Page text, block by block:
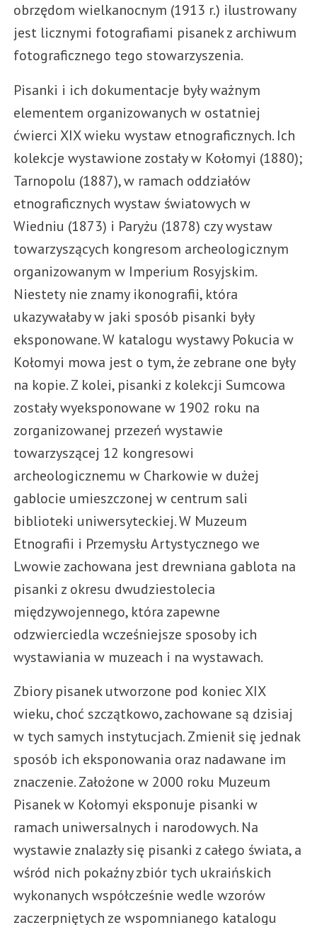
obrzędom wielkanocnym (1913 r.) ilustrowany
jest licznymi fotografiami pisanek z archiwum
fotograficznego tego stowarzyszenia.
Pisanki i ich dokumentacje były ważnym
elementem organizowanych w ostatniej
ćwierci XIX wieku wystaw etnograficznych. Ich
kolekcje wystawione zostały w Kołomyi (1880);
Tarnopolu (1887), w ramach oddziałów
etnograficznych wystaw światowych w
Wiedniu (1873) i Paryżu (1878) czy wystaw
towarzyszących kongresom archeologicznym
organizowanym w Imperium Rosyjskim.
Niestety nie znamy ikonografii, która
ukazywałaby w jaki sposób pisanki były
eksponowane. W katalogu wystawy Pokucia w
Kołomyi mowa jest o tym, że zebrane one były
na kopie. Z kolei, pisanki z kolekcji Sumcowa
zostały wyeksponowane w 1902 roku na
zorganizowanej przezeń wystawie
towarzyszącej 12 kongresowi
archeologicznemu w Charkowie w dużej
gablocie umieszczonej w centrum sali
biblioteki uniwersyteckiej. W Muzeum
Etnografii i Przemysłu Artystycznego we
Lwowie zachowana jest drewniana gablota na
pisanki z okresu dwudziestolecia
międzywojennego, która zapewne
odzwierciedla wcześniejsze sposoby ich
wystawiania w muzeach i na wystawach.
Zbiory pisanek utworzone pod koniec XIX
wieku, choć szczątkowo, zachowane są dzisiaj
w tych samych instytucjach. Zmienił się jednak
sposób ich eksponowania oraz nadawane im
znaczenie. Założone w 2000 roku Muzeum
Pisanek w Kołomyi eksponuje pisanki w
ramach uniwersalnych i narodowych. Na
wystawie znalazły się pisanki z całego świata, a
wśród nich pokaźny zbiór tych ukraińskich
wykonanych współcześnie wedle wzorów
zaczerpniętych ze wspomnianego katalogu